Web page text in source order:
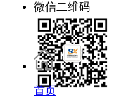
微信二维码
首页